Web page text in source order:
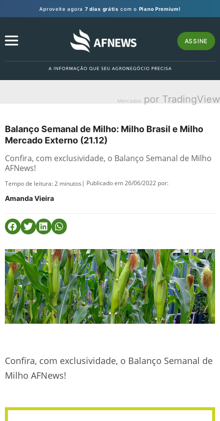
Aproveite agora 7 dias grátis com o Plano Premium!
ASSINE
Mercados por TradingView
Balanço Semanal de Milho: Milho Brasil e Milho
Mercado Externo (21.12)
Confira, com exclusividade, o Balanço Semanal de Milho
AFNews!
Tempo de leitura:2 minutos | Publicado em 26/06/2022 por:
Amanda Vieira
Confira, com exclusividade, o Balanço Semanal de
Milho AFNews!